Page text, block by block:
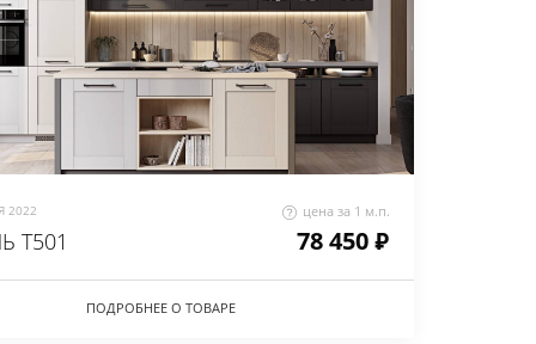
2022 цена за 1 м.п.
Т501 78 450 ₽
ПОДРОБНЕЕ О ТОВАРЕ